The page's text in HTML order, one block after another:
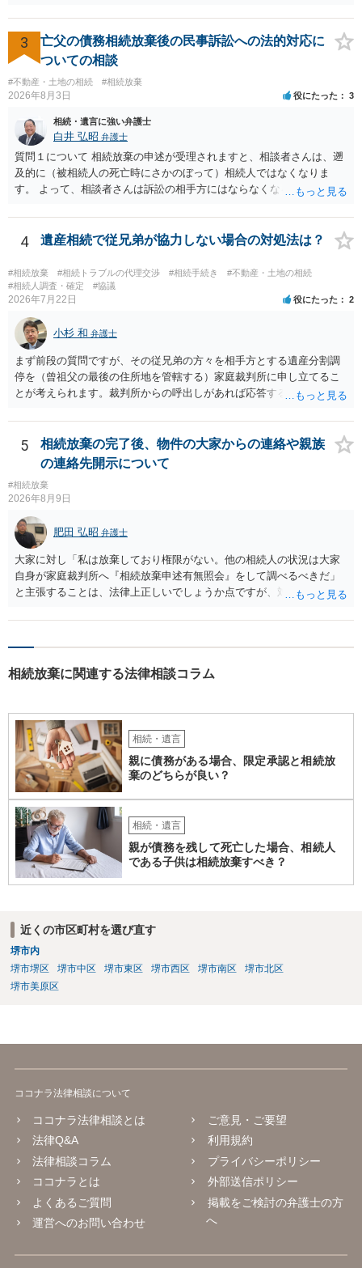
見積もりをとって）、一番安いところでやってもらうことに決めれ
ば、キューちゃんママさんの御希望をかなえることができるのではな
は思います。その場合、かかるのは戸籍等の取得費用と印紙代だけと
を確認し、印紙と共に家庭裁判所に提出して相続放棄申述受理通知書
を待つという流れになります。
できない、という意味でした。
3
亡父の債務相続放棄後の民事訴訟への法的対応に
ついての相談
#不動産・土地の相続 #相続放棄
2026年8月3日 役にたった 3
相続・遺言に強い弁護士
白井 弘昭 弁護士
質問１について 相続放棄の申述が受理されますと、相談者さんは、遡
及的に（被相続人の死亡時にさかのぼって）相続人ではなくなりま
す。 よって、相談者さんは訴訟の相手方にはならなくなるので（明け
理証明を家庭裁判所で取得し、コピーを答弁書に添えて裁判所に提出
してください。 質問２について 請求棄却を求める答弁書を提出すれ
があり出席できない）との記載で十分です。 質問３について 弁護士で
はないので、ｍｉｎｔｓでの提出の必要は無いと思います。郵送（期
限までに届けばよい）で十分です。 詳細は、書面記載の裁判所書記官
にお問い合わせください。 以上、ご参考まで。
4 遺産相続で従兄弟が協力しない場合の対処法は？
#相続放棄 #相続トラブルの代理交渉 #相続手続き
#不動産・土地の相続
#相続人調査・確定
#協議
2026年7月22日 役にたった 2
小杉 和 弁護士
まず前段の質問ですが、その従兄弟の方々を相手方とする遺産分割調
停を（曾祖父の最後の住所地を管轄する）家庭裁判所に申し立てるこ
とが考えられます。裁判所からの呼出しがあれば応答する可能性がま
能と思われます。時間が思った以上にないので必要書類をてきぱきと
揃える必要があります。その点是非御注意ください。
5
相続放棄の完了後、物件の大家からの連絡や親族
の連絡先開示について
#相続放棄
2026年8月9日
肥田 弘昭 弁護士
大家に対し「私は放棄しており権限がない。他の相続人の状況は大家
自身が家庭裁判所へ『相続放棄申述有無照会』をして調べるべきだ」
と主張することは、法律上正しいでしょうか点ですが、対応としては
のは危険であること、利害関係人の大家としては、相続人を調査し
相続放棄に関連する法律相談コラム
相続・遺言
親に債務がある場合、限定承認と相続放
棄のどちらが良い？
相続・遺言
親が債務を残して死亡した場合、相続人
である子供は相続放棄すべき？
近くの市区町村を選び直す
堺市内
堺市堺区
堺市中区 堺市東区 堺市西区 堺市南区
堺市北区
堺市美原区
ココナラ法律相談について
ココナラ法律相談とは
法律Q&A
法律相談コラム
ココナラとは
よくあるご質問
運営へのお問い合わせ
ご意見・ご要望
利用規約
プライバシーポリシー
外部送信ポリシー
掲載をご検討の弁護士の方
へ